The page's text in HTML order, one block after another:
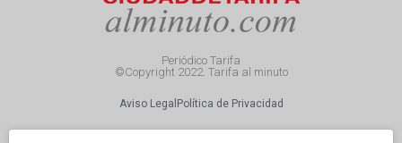
Periódico Tarifa
©Copyright 2022. Tarifa al minuto
Aviso Legal Política de Privacidad